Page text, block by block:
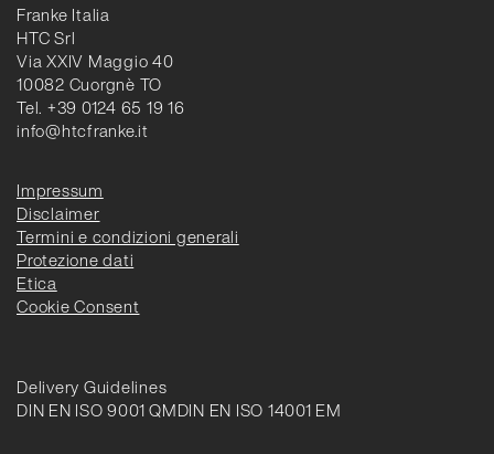
Franke Italia
HTC Srl
Via XXIV Maggio 40
10082 Cuorgnè TO
Tel. +39 0124 65 19 16
info@htcfranke.it
Impressum
Disclaimer
Termini e condizioni generali
Protezione dati
Etica
Cookie Consent
Delivery Guidelines
DIN EN ISO 9001 QMDIN EN ISO 14001 EM